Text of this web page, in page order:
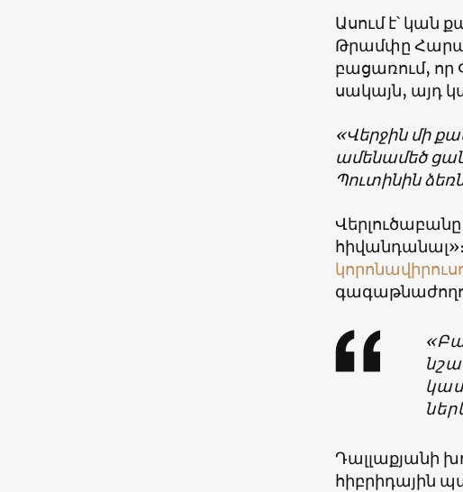
Ասում է՝ կան
Թրամփը
բացառում, որ
սակայն, այդ
«Վերջին մի
ամենամեծ
Պուտինին
Դալլաքյանի
հիբրիդային